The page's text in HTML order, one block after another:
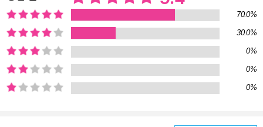
고, 수동적이고 착해야 한다는 억눌림 속에 웅크리고 있는 아이들에
게 단 하루 거침없이 말하는 혀를 달아 줌으로써, 또 스스로 혀를 고르
는 시원이의 몸짓으로써 통쾌한 해방감을 만끽하게 해준다. 지구는
동그랗고, 누군가를 기다리면 반드시 와. 아빠와 내가 엄마를 기다리
는 법칙._「지구는 동그랗고」 "우리 집 가훈은? 적당주의. 아빠의 뜻을
따라 대충대충 살아야 할 가족은? 나. 누군가를 기다리면? 반드시
70.0%
30.0%
0%
0%
0%